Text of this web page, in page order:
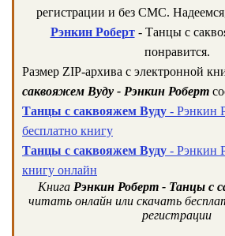
регистрации и без СМС.
Рэнкин Роберт- Танцы с
понравится.
Размер ZIP-архива c электронной
саквояжем Вуду - Рэнкин Роберт
Танцы с саквояжем Вуду - Рэнкин
бесплатно книгу
Танцы с саквояжем Вуду - Рэнкин
книгу онлайн
Книга Рэнкин Роберт - Танцы с
читать онлайн или скачать
регистрации